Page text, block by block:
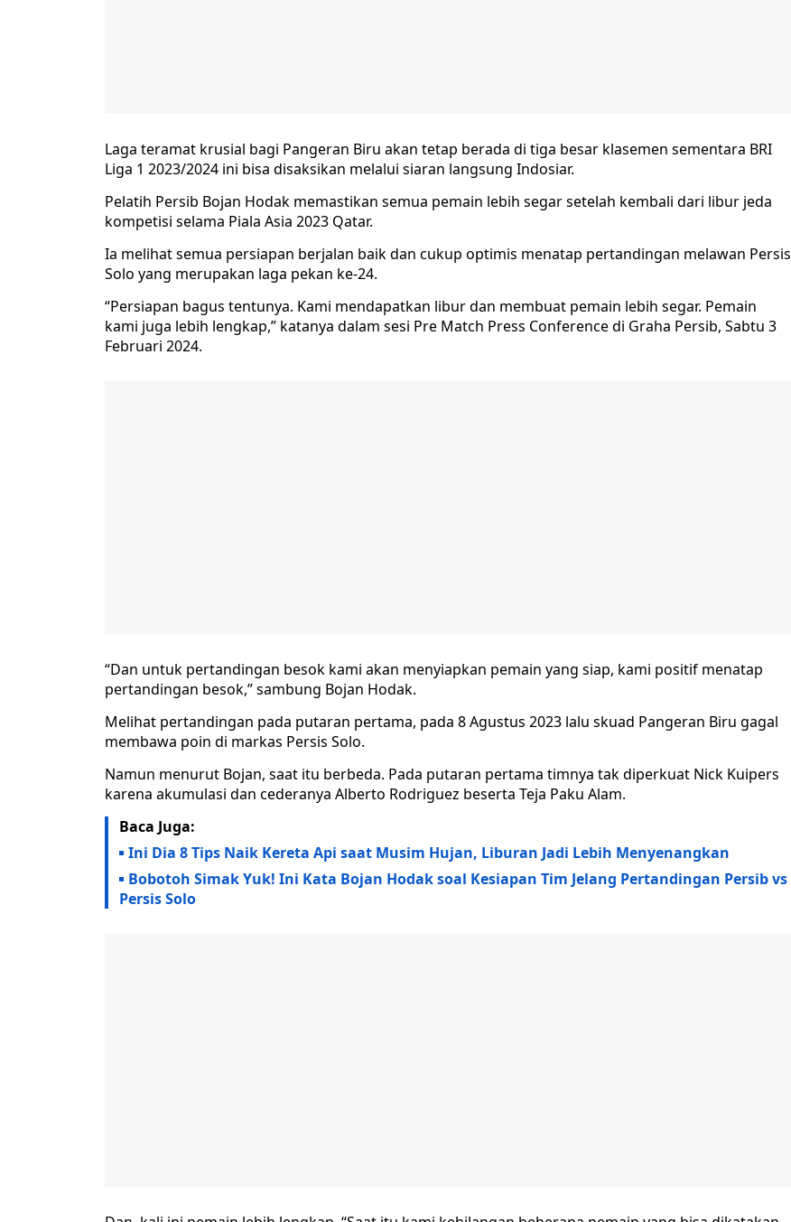
Laga teramat krusial bagi Pangeran Biru akan tetap berada di tiga besar klasemen sementara BRI
Liga 1 2023/2024 ini bisa disaksikan melalui siaran langsung Indosiar.
Pelatih Persib Bojan Hodak memastikan semua pemain lebih segar setelah kembali dari libur jeda
kompetisi selama Piala Asia 2023 Qatar.
Ia melihat semua persiapan berjalan baik dan cukup optimis menatap pertandingan melawan Persis
Solo yang merupakan laga pekan ke-24.
“Persiapan bagus tentunya. Kami mendapatkan libur dan membuat pemain lebih segar. Pemain
kami juga lebih lengkap,” katanya dalam sesi Pre Match Press Conference di Graha Persib, Sabtu 3
Februari 2024.
“Dan untuk pertandingan besok kami akan menyiapkan pemain yang siap, kami positif menatap
pertandingan besok,” sambung Bojan Hodak.
Melihat pertandingan pada putaran pertama, pada 8 Agustus 2023 lalu skuad Pangeran Biru gagal
membawa poin di markas Persis Solo.
Namun menurut Bojan, saat itu berbeda. Pada putaran pertama timnya tak diperkuat Nick Kuipers
karena akumulasi dan cederanya Alberto Rodriguez beserta Teja Paku Alam.
Baca Juga:
Ini Dia 8 Tips Naik Kereta Api saat Musim Hujan, Liburan Jadi Lebih Menyenangkan
Bobotoh Simak Yuk! Ini Kata Bojan Hodak soal Kesiapan Tim Jelang Pertandingan Persib vs
Persis Solo